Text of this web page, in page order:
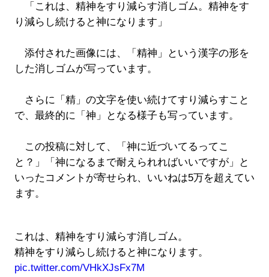
「これは、精神をすり減らす消しゴム。精神をす
り減らし続けると神になります」
添付された画像には、「精神」という漢字の形を
した消しゴムが写っています。
さらに「精」の文字を使い続けてすり減らすこと
で、最終的に「神」となる様子も写っています。
この投稿に対して、「神に近づいてるってこ
と？」「神になるまで耐えられればいいですが」と
いったコメントが寄せられ、いいねは5万を超えてい
ます。
これは、精神をすり減らす消しゴム。
精神をすり減らし続けると神になります。
pic.twitter.com/VHkXJsFx7M